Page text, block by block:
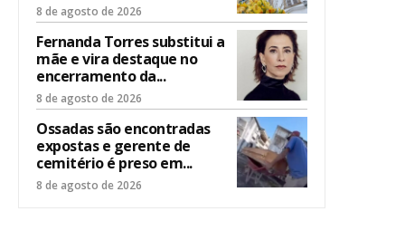
8 de agosto de 2026
Fernanda Torres substitui a
mãe e vira destaque no
encerramento da...
8 de agosto de 2026
Ossadas são encontradas
expostas e gerente de
cemitério é preso em...
8 de agosto de 2026